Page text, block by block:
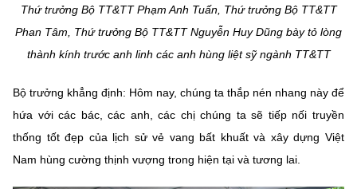
Thứ trưởng Bộ TT&TT Phạm Anh Tuấn, Thứ trưởng Bộ TT&TT
Phan Tâm, Thứ trưởng Bộ TT&TT Nguyễn Huy Dũng bày tỏ lòng
thành kính trước anh linh các anh hùng liệt sỹ ngành TT&TT
Bộ trưởng khẳng định: Hôm nay, chúng ta thắp nén nhang này để
hứa với các bác, các anh, các chị chúng ta sẽ tiếp nối truyền
thống tốt đẹp của lịch sử vẻ vang bất khuất và xây dựng Việt
Nam hùng cường thịnh vượng trong hiện tại và tương lai.